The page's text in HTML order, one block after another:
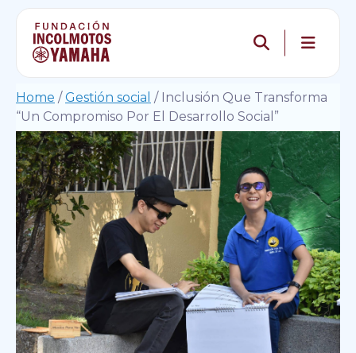
Home /Gestión social / Inclusión Que Transforma
“Un Compromiso Por El Desarrollo Social”